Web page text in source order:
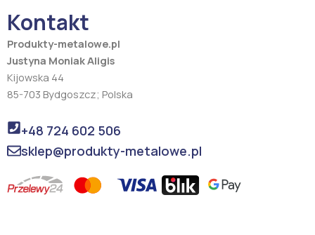
k a
m
Kontakt
Produkty-metalowe.pl
Justyna Moniak Aligis
Kijowska 44
85-703 Bydgoszcz; Polska
+48 724 602 506
sklep@produkty-metalowe.pl